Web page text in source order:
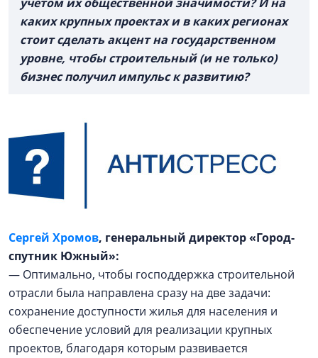
каких крупных проектах и в каких регионах
стоит сделать акцент на государственном
уровне, чтобы строительный (и не только)
бизнес получил импульс к развитию?
Сергей Хромов, генеральный директор «Город-
спутник Южный»:
— Оптимально, чтобы господдержка строительной
отрасли была направлена сразу на две задачи:
сохранение доступности жилья для населения и
обеспечение условий для реализации крупных
проектов, благодаря которым развивается